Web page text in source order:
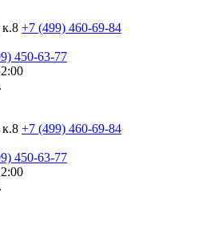
+7 (499) 460-69-84
450-63-77
+7 (499) 460-69-84
450-63-77